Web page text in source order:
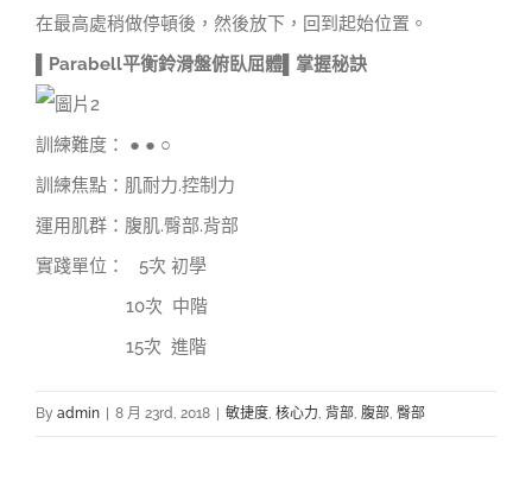
在最高處稍做停頓後，然後放下，回到起始位置。
▌Parabell平衡鈴滑盤俯臥屈體 ▌掌握秘訣
訓練難度： ● ● ○
訓練焦點：肌耐力.控制力
運用肌群：腹肌.臀部.背部
實踐單位： 5次 初學
10次 中階
15次 進階
By admin 8 月 23rd, 2018 敏捷度, 核心力, 背部, 腹部, 臀部